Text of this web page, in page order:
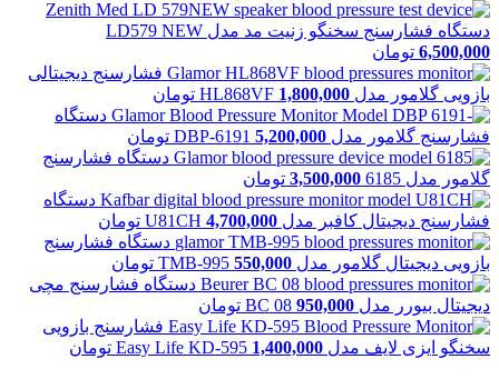
دستگاه فشارسنج سخنگو زنیت مد مدل LD579 NEW
6,500,000 تومان
فشارسنج دیجیتالی
بازویی گلامور مدل HL868VF 1,800,000
تومان
دستگاه
فشارسنج گلامور مدل DBP-6191 5,200,000
تومان
دستگاه فشارسنج
گلامور مدل 6185
3,500,000 تومان
دستگاه
فشارسنج دیجیتال کافبر مدل U81CH 4,700,000
تومان
دستگاه فشارسنج
بازویی دیجیتال گلامور مدل TMB-995 550,000
تومان
دستگاه فشارسنج مچی
دیجیتال بیورر مدل BC 08 950,000
تومان
فشارسنج بازویی
سخنگو ایزی لایف مدل Easy Life KD-595 1,400,000 تومان